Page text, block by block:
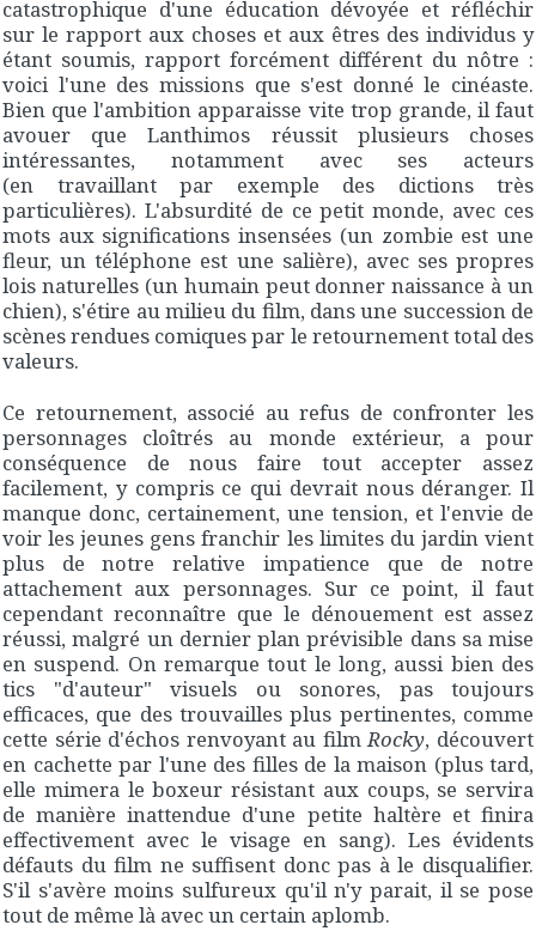
catastrophique d'une éducation dévoyée et réfléchir
sur le rapport aux choses et aux êtres des individus y
étant soumis, rapport forcément différent du nôtre :
voici l'une des missions que s'est donné le cinéaste.
Bien que l'ambition apparaisse vite trop grande, il faut
avouer que Lanthimos réussit plusieurs choses
intéressantes, notamment avec ses acteurs
(en travaillant par exemple des dictions très
particulières). L'absurdité de ce petit monde, avec ces
mots aux significations insensées (un zombie est une
fleur, un téléphone est une salière), avec ses propres
lois naturelles (un humain peut donner naissance à un
chien), s'étire au milieu du film, dans une succession de
scènes rendues comiques par le retournement total des
valeurs.
Ce retournement, associé au refus de confronter les
personnages cloîtrés au monde extérieur, a pour
conséquence de nous faire tout accepter assez
facilement, y compris ce qui devrait nous déranger. Il
manque donc, certainement, une tension, et l'envie de
voir les jeunes gens franchir les limites du jardin vient
plus de notre relative impatience que de notre
attachement aux personnages. Sur ce point, il faut
cependant reconnaître que le dénouement est assez
réussi, malgré un dernier plan prévisible dans sa mise
en suspend. On remarque tout le long, aussi bien des
tics "d'auteur" visuels ou sonores, pas toujours
efficaces, que des trouvailles plus pertinentes, comme
cette série d'échos renvoyant au filmRocky, découvert
en cachette par l'une des filles de la maison (plus tard,
elle mimera le boxeur résistant aux coups, se servira
de manière inattendue d'une petite haltère et finira
effectivement avec le visage en sang). Les évidents
défauts du film ne suffisent donc pas à le disqualifier.
S'il s'avère moins sulfureux qu'il n'y parait, il se pose
tout de même là avec un certain aplomb.